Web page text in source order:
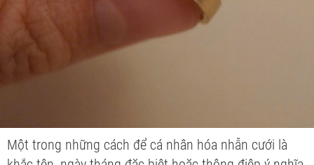
Một trong những cách để cá nhân hóa nhẫn cưới là